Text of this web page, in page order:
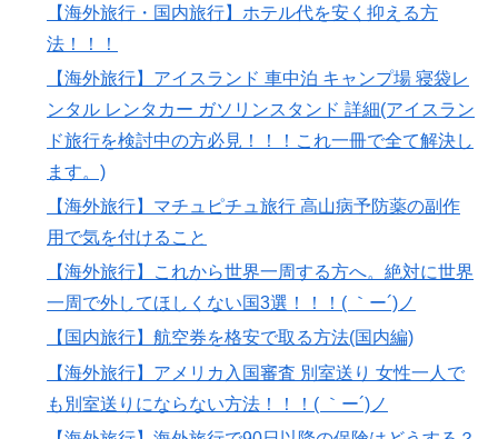
【海外旅行・国内旅行】ホテル代を安く抑える方
法！！！
【海外旅行】アイスランド 車中泊 キャンプ場 寝袋レ
ンタル レンタカー ガソリンスタンド 詳細(アイスラン
ド旅行を検討中の方必見！！！これ一冊で全て解決し
ます。)
【海外旅行】マチュピチュ旅行 高山病予防薬の副作
用で気を付けること
【海外旅行】これから世界一周する方へ。絶対に世界
一周で外してほしくない国3選！！！( ｀ー´)ノ
【国内旅行】航空券を格安で取る方法(国内編)
【海外旅行】アメリカ入国審査 別室送り 女性一人で
も別室送りにならない方法！！！( ｀ー´)ノ